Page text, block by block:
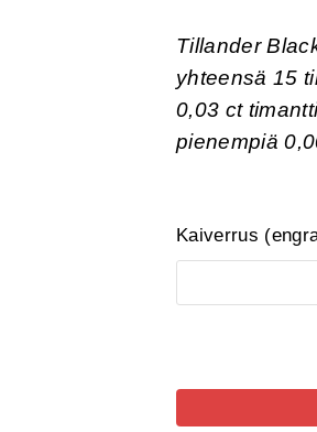
Tillander
yhteensä 15
0,03 ct
pienempiä
Kaiverrus